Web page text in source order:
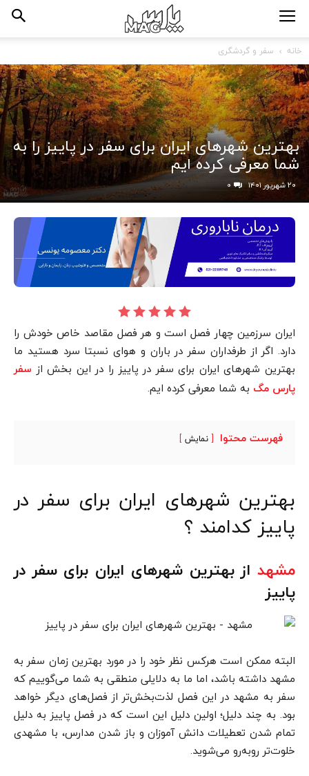
خانه سفر و گردشگری
بهترین شهرهای ایران برای سفر در پاییز را به
شما معرفی کرده ایم
۲۰ شهریور ۱۴۰۱ ۰
ایران سرزمین چهار فصل است و هر فصل مقاصد خاص خودش را
دارد. اگر از طرفداران سفر در باران و هوای نسبتا سرد هستید ما
بهترین شهرهای ایران برای سفر در پاییز را در این بخش از سفر
پارس مگ به شما معرفی کرده ایم.
فهرست محتوا نمایش
بهترین شهرهای ایران برای سفر در
پاییز کدامند ؟
مشهد از بهترین شهرهای ایران برای سفر در
پاییز
البته ممکن است هرکس نظر خود را در مورد بهترین زمان سفر به
مشهد داشته باشد، اما ما به دلایلی منطقی به شما می‌گوییم که
سفر به مشهد در این فصل لذت‌بخش‌تر از فصل‌های دیگر خواهد
بود. به چند دلیل؛ اولین دلیل این است که در فصل پاییز به دلیل
تمام شدن تعطیلات دانش آموزان و باز شدن مدارس، با مشهدی
خلوت‌تر روبه‌رو می‌شوید.